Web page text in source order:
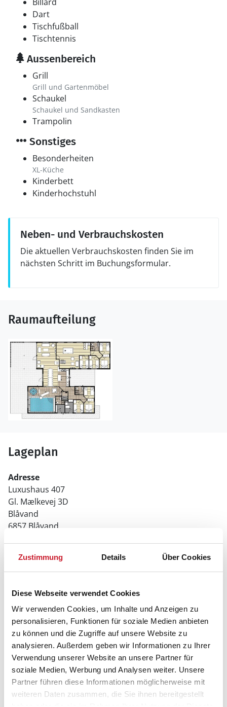
Zustimmung Details Über Cookies
Diese Webseite verwendet Cookies
Wir verwenden Cookies, um Inhalte und Anzeigen zu
personalisieren, Funktionen für soziale Medien anbieten
zu können und die Zugriffe auf unsere Website zu
analysieren. Außerdem geben wir Informationen zu Ihrer
Verwendung unserer Website an unsere Partner für
soziale Medien, Werbung und Analysen weiter. Unsere
Partner führen diese Informationen möglicherweise mit
weiteren Daten zusammen, die Sie ihnen bereitgestellt
Dart
Tischfußball
Tischtennis
Aussenbereich
Grill
Grill und Gartenmöbel
Schaukel
Schaukel und Sandkasten
Trampolin
Sonstiges
Besonderheiten
XL-Küche
Kinderbett
Kinderhochstuhl
Neben- und Verbrauchskosten
Die aktuellen Verbrauchskosten finden Sie im
nächsten Schritt im Buchungsformular.
Raumaufteilung
Lageplan
Adresse
Luxushaus 407
Gl. Mælkevej 3D
Blåvand
6857 Blåvand